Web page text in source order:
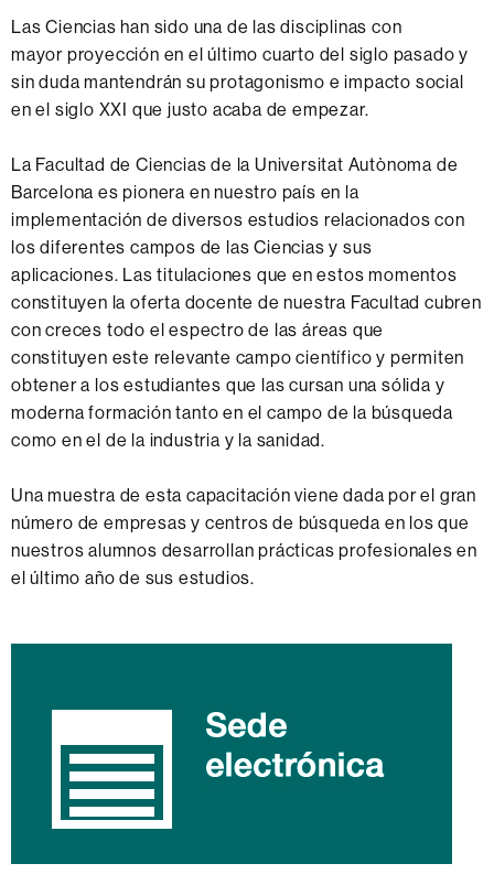
Las Ciencias han sido una de las disciplinas con
mayor proyección en el último cuarto del siglo pasado y
sin duda mantendrán su protagonismo e impacto social
en el siglo XXI que justo acaba de empezar.
La Facultad de Ciencias de la Universitat Autònoma de
Barcelona es pionera en nuestro país en la
implementación de diversos estudios relacionados con
los diferentes campos de las Ciencias y sus
aplicaciones. Las titulaciones que en estos momentos
constituyen la oferta docente de nuestra Facultad cubren
con creces todo el espectro de las áreas que
constituyen este relevante campo científico y permiten
obtener a los estudiantes que las cursan una sólida y
moderna formación tanto en el campo de la búsqueda
como en el de la industria y la sanidad.
Una muestra de esta capacitación viene dada por el gran
número de empresas y centros de búsqueda en los que
nuestros alumnos desarrollan prácticas profesionales en
el último año de sus estudios.
Información